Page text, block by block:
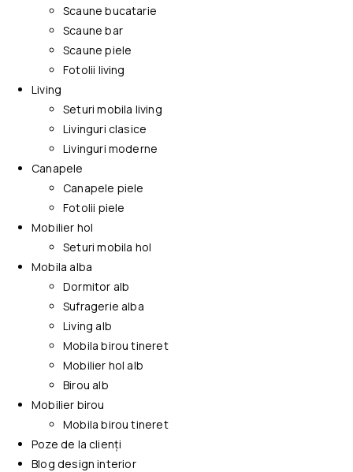
Scaune bucatarie
Scaune bar
Scaune piele
Fotolii living
Living
Seturi mobila living
Livinguri clasice
Livinguri moderne
Canapele
Canapele piele
Fotolii piele
Mobilier hol
Seturi mobila hol
Mobila alba
Dormitor alb
Sufragerie alba
Living alb
Mobila birou tineret
Mobilier hol alb
Birou alb
Mobilier birou
Mobila birou tineret
Poze de la clienți
Blog design interior